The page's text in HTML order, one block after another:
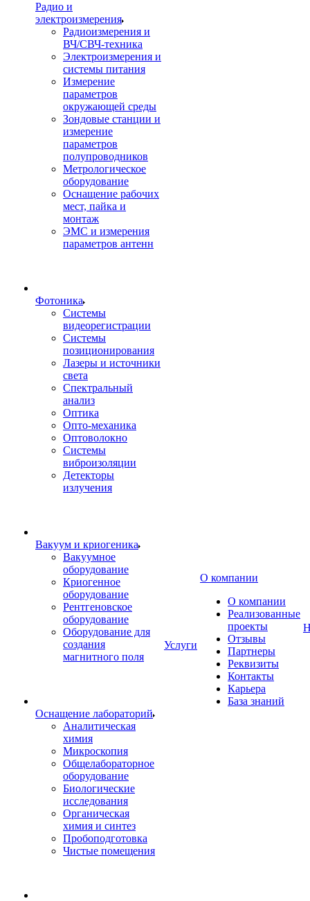
Радио и
электроизмерения
Радиоизмерения и
ВЧ/СВЧ-техника
Электроизмерения и
системы питания
Измерение
параметров
окружающей среды
Зондовые станции и
измерение
параметров
полупроводников
Метрологическое
оборудование
Оснащение рабочих
мест, пайка и
монтаж
ЭМС и измерения
параметров антенн
Фотоника
Cистемы
видеорегистрации
Системы
позиционирования
Лазеры и источники
света
Спектральный
анализ
Оптика
Опто-механика
Оптоволокно
Системы
виброизоляции
Детекторы
излучения
Вакуум и криогеника
Вакуумное
оборудование
Криогенное
оборудование
Рентгеновское
оборудование
Оборудование для
создания
магнитного поля
Оснащение лабораторий
Аналитическая
химия
Микроскопия
Общелабораторное
оборудование
Биологические
исследования
Органическая
химия и синтез
Пробоподготовка
Чистые помещения
Услуги
О компании
О компании
Реализованные
проекты
Отзывы
Партнеры
Реквизиты
Контакты
Карьера
База знаний